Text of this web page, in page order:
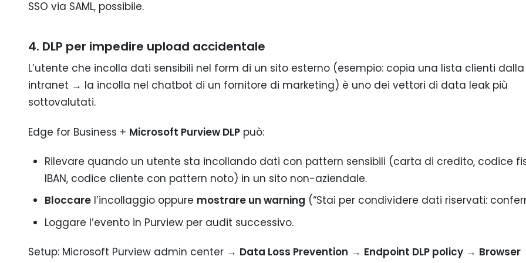
SSO via SAML, possibile.
4. DLP per impedire upload accidentale
L’utente che incolla dati sensibili nel form di un sito esterno (esempio: copia una lista clienti dalla
intranet → la incolla nel chatbot di un fornitore di marketing) è uno dei vettori di data leak più
sottovalutati.
Edge for Business + Microsoft Purview DLP può:
Rilevare quando un utente sta incollando dati con pattern sensibili (carta di credito, codice
IBAN, codice cliente con pattern noto) in un sito non-aziendale.
Bloccarel’incollaggio oppure mostrare un warning (“Stai per condividere dati riservati:
Loggare l’evento in Purview per audit successivo.
Setup: Microsoft Purview admin center → Data Loss Prevention → Endpoint DLP policy → Browser